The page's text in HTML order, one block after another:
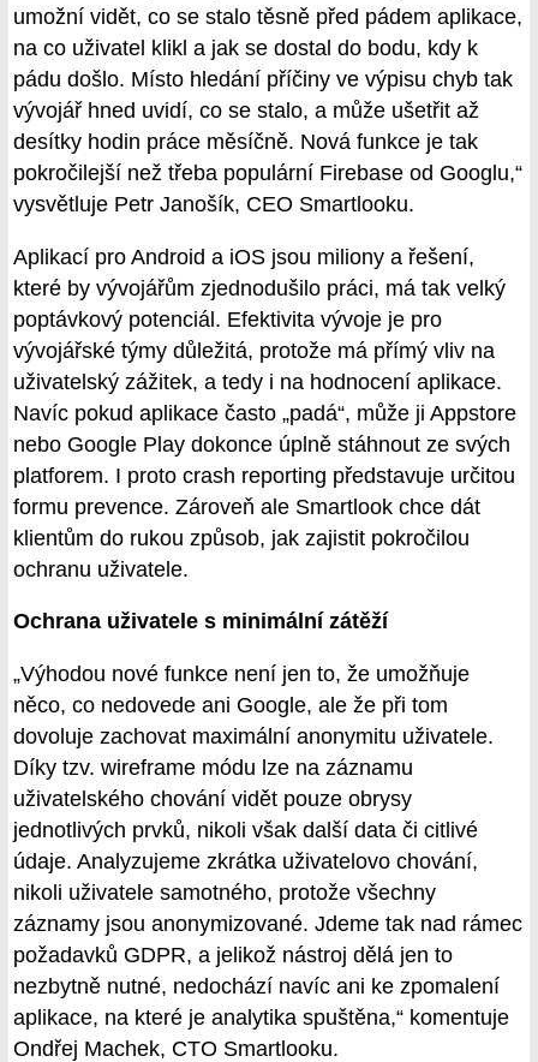
umožní vidět, co se stalo těsně před pádem aplikace,
na co uživatel klikl a jak se dostal do bodu, kdy k
pádu došlo. Místo hledání příčiny ve výpisu chyb tak
vývojář hned uvidí, co se stalo, a může ušetřit až
desítky hodin práce měsíčně. Nová funkce je tak
pokročilejší než třeba populární Firebase od Googlu,“
vysvětluje Petr Janošík, CEO Smartlooku.
Aplikací pro Android a iOS jsou miliony a řešení,
které by vývojářům zjednodušilo práci, má tak velký
poptávkový potenciál. Efektivita vývoje je pro
vývojářské týmy důležitá, protože má přímý vliv na
uživatelský zážitek, a tedy i na hodnocení aplikace.
Navíc pokud aplikace často „padá“, může ji Appstore
nebo Google Play dokonce úplně stáhnout ze svých
platforem. I proto crash reporting představuje určitou
formu prevence. Zároveň ale Smartlook chce dát
klientům do rukou způsob, jak zajistit pokročilou
ochranu uživatele.
Ochrana uživatele s minimální zátěží
„Výhodou nové funkce není jen to, že umožňuje
něco, co nedovede ani Google, ale že při tom
dovoluje zachovat maximální anonymitu uživatele.
Díky tzv. wireframe módu lze na záznamu
uživatelského chování vidět pouze obrysy
jednotlivých prvků, nikoli však další data či citlivé
údaje. Analyzujeme zkrátka uživatelovo chování,
nikoli uživatele samotného, protože všechny
záznamy jsou anonymizované. Jdeme tak nad rámec
požadavků GDPR, a jelikož nástroj dělá jen to
nezbytně nutné, nedochází navíc ani ke zpomalení
aplikace, na které je analytika spuštěna,“ komentuje
Ondřej Machek, CTO Smartlooku.